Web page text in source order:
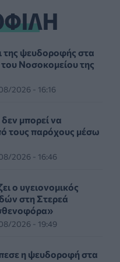
GLP-1 στους
Νείλου: Στο
να προσέχουν
για πιο
μετά το
τα
Έμπολα
της ψευδοροφής στα
Νοσοκομείου της
2026 - 16:16
μπορεί να
τους παρόχους μέσω
2026 - 16:46
ο υγειονομικός
στη Στερεά
2026 - 19:49
η ψευδοροφή στα